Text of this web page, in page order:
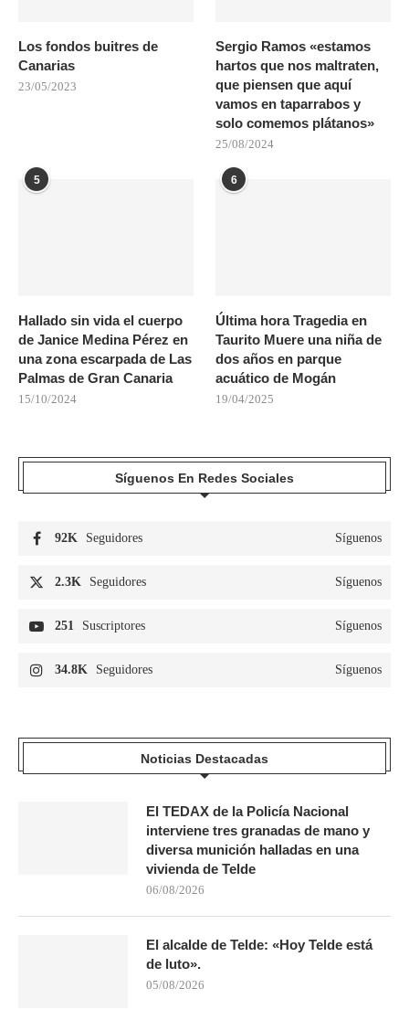
Los fondos buitres de
Canarias
23/05/2023
Sergio Ramos «estamos
hartos que nos maltraten,
que piensen que aquí
vamos en taparrabos y
solo comemos plátanos»
25/08/2024
5
Hallado sin vida el cuerpo
de Janice Medina Pérez en
una zona escarpada de Las
Palmas de Gran Canaria
15/10/2024
6
Última hora Tragedia en
Taurito Muere una niña de
dos años en parque
acuático de Mogán
19/04/2025
Síguenos En Redes Sociales
92K Seguidores Síguenos
2.3K Seguidores Síguenos
251 Suscriptores Síguenos
34.8K Seguidores Síguenos
Noticias Destacadas
El TEDAX de la Policía Nacional
interviene tres granadas de mano y
diversa munición halladas en una
vivienda de Telde
06/08/2026
El alcalde de Telde: «Hoy Telde está
de luto».
05/08/2026